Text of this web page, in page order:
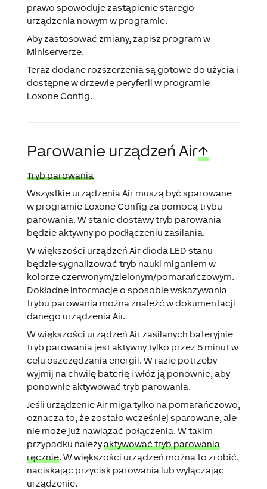
prawo spowoduje zastąpienie starego
urządzenia nowym w programie.
Aby zastosować zmiany, zapisz program w
Miniserverze.
Teraz dodane rozszerzenia są gotowe do użycia i
dostępne w drzewie peryferii w programie
Loxone Config.
Parowanie urządzeń Air↑
Tryb parowania
Wszystkie urządzenia Air muszą być sparowane
w programie Loxone Config za pomocą trybu
parowania. W stanie dostawy tryb parowania
będzie aktywny po podłączeniu zasilania.
W większości urządzeń Air dioda LED stanu
będzie sygnalizować tryb nauki miganiem w
kolorze czerwonym/zielonym/pomarańczowym.
Dokładne informacje o sposobie wskazywania
trybu parowania można znaleźć w dokumentacji
danego urządzenia Air.
W większości urządzeń Air zasilanych bateryjnie
tryb parowania jest aktywny tylko przez 5 minut w
celu oszczędzania energii. W razie potrzeby
wyjmij na chwilę baterię i włóż ją ponownie, aby
ponownie aktywować tryb parowania.
Jeśli urządzenie Air miga tylko na pomarańczowo,
oznacza to, że zostało wcześniej sparowane, ale
nie może już nawiązać połączenia. W takim
przypadku należyaktywować tryb parowania
ręcznie. W większości urządzeń można to zrobić,
naciskając przycisk parowania lub wyłączając
urządzenie.